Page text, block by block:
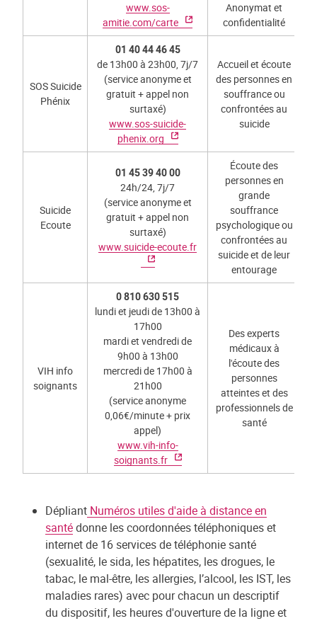
www.sos-
amitie.com/carte
Anonymat et
confidentialité
SOS Suicide
Phénix
01 40 44 46 45
de 13h00 à 23h00, 7j/7
(service anonyme et
gratuit + appel non
surtaxé)
www.sos-suicide-
phenix.org
Accueil et écoute
des personnes en
souffrance ou
confrontées au
suicide
Suicide
Ecoute
01 45 39 40 00
24h/24, 7j/7
(service anonyme et
gratuit + appel non
surtaxé)
www.suicide-ecoute.fr
Écoute des
personnes en
grande
souffrance
psychologique ou
confrontées au
suicide et de leur
entourage
VIH info
soignants
0 810 630 515
lundi et jeudi de 13h00 à
17h00
mardi et vendredi de
9h00 à 13h00
mercredi de 17h00 à
21h00
(service anonyme
0,06€/minute + prix
appel)
www.vih-info-
soignants.fr
Des experts
médicaux à
l'écoute des
personnes
atteintes et des
professionnels de
santé
Dépliant Numéros utiles d'aide à distance en
santédonne les coordonnées téléphoniques et
internet de 16 services de téléphonie santé
(sexualité, le sida, les hépatites, les drogues, le
tabac, le mal-être, les allergies, l’alcool, les IST, les
maladies rares) avec pour chacun un descriptif
du dispositif, les heures d'ouverture de la ligne et